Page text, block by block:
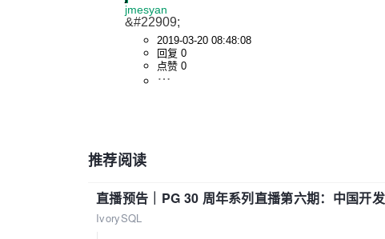
jmesyan
&#22909;
2019-03-20 08:48:08
回复 0
点赞 0
推荐阅读
直播预告｜PG 30 周年系列直播第六期：中国开
IvorySQL